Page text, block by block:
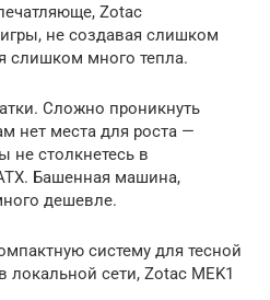
Zotac
не создавая слишком
слишком много тепла.
Сложно проникнуть
нет места для роста —
столкнетесь в
Башенная машина,
дешевле.
систему для тесной
сети, Zotac MEK1